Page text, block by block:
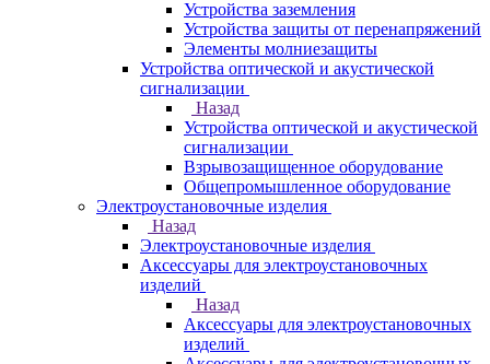
Устройства заземления
Устройства защиты от перенапряжений
Элементы молниезащиты
Устройства оптической и акустической
сигнализации
Назад
Устройства оптической и акустической
сигнализации
Взрывозащищенное оборудование
Общепромышленное оборудование
Электроустановочные изделия
Назад
Электроустановочные изделия
Аксессуары для электроустановочных
изделий
Назад
Аксессуары для электроустановочных
изделий